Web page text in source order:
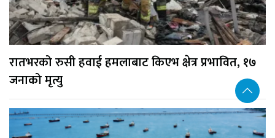
रातभरको रुसी हवाई हमलाबाट किएभ क्षेत्र प्रभावित, १७
जनाको मृत्यु